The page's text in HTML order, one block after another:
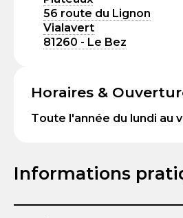
56 route du Lignon
Vialavert
81260 - Le Bez
Horaires &
Toute l'année du lundi au
Informations